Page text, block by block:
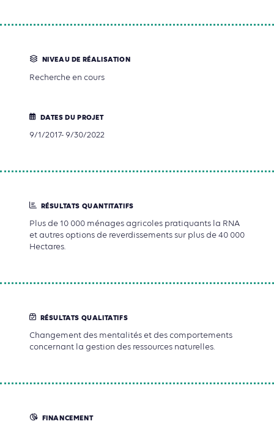
NIVEAU DE RÉALISATION
Recherche en cours
DATES DU PROJET
9/1/2017- 9/30/2022
RÉSULTATS QUANTITATIFS
Plus de 10 000 ménages agricoles pratiquants la RNA
et autres options de reverdissements sur plus de 40 000
Hectares.
RÉSULTATS QUALITATIFS
Changement des mentalités et des comportements
concernant la gestion des ressources naturelles.
FINANCEMENT